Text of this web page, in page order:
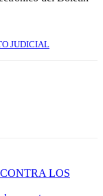
JUDICIAL
LOS